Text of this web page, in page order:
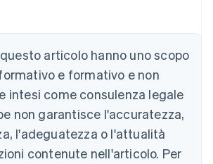
articolo hanno uno scopo
e formativo e non
intesi come consulenza legale
non garantisce l'accuratezza,
l'adeguatezza o l'attualità
contenute nell'articolo. Per
English